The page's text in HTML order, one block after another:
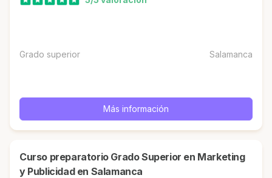
Grado superior Salamanca
Más información
Curso preparatorio Grado Superior en Marketing
y Publicidad en Salamanca